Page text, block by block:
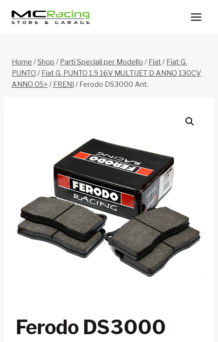
Home /Shop / Parti Speciali per Modello / Fiat / Fiat G.
PUNTO / Fiat G. PUNTO 1.9 16V MULTIJET D ANNO 130CV
ANNO 05> / FRENI / Ferodo DS3000 Ant.
Ferodo DS3000